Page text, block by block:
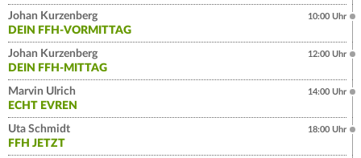
Johan Kurzenberg
DEIN FFH-VORMITTAG
10:00 Uhr
Johan Kurzenberg
DEIN FFH-MITTAG
12:00 Uhr
Marvin Ulrich
ECHT EVREN
14:00 Uhr
Uta Schmidt
FFH JETZT
18:00 Uhr